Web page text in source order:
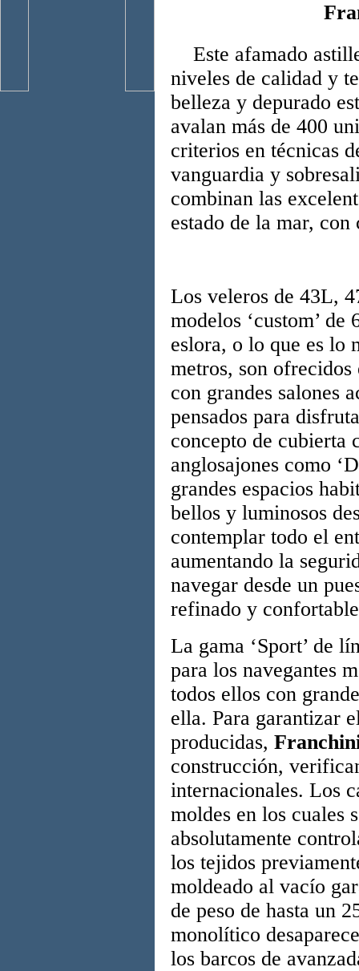
Este afamado
niveles de calidad y
belleza y depurado
avalan más de 400
criterios en técnicas
vanguardia y
combinan las
estado de la mar,
Los veleros de 43L,
modelos ‘custom’ de
eslora, o lo que es lo
metros, son ofrecidos
con grandes salones
pensados para
concepto de cubierta
anglosajones como
grandes espacios
bellos y luminosos
contemplar todo el
aumentando la
navegar desde un
refinado y
La gama ‘Sport’ de
para los navegantes
todos ellos con
ella. Para garantizar
producidas,
construcción,
internacionales. Los
moldes en los cuales
absolutamente
los tejidos
moldeado al vacío
de peso de hasta un
monolítico
los barcos de